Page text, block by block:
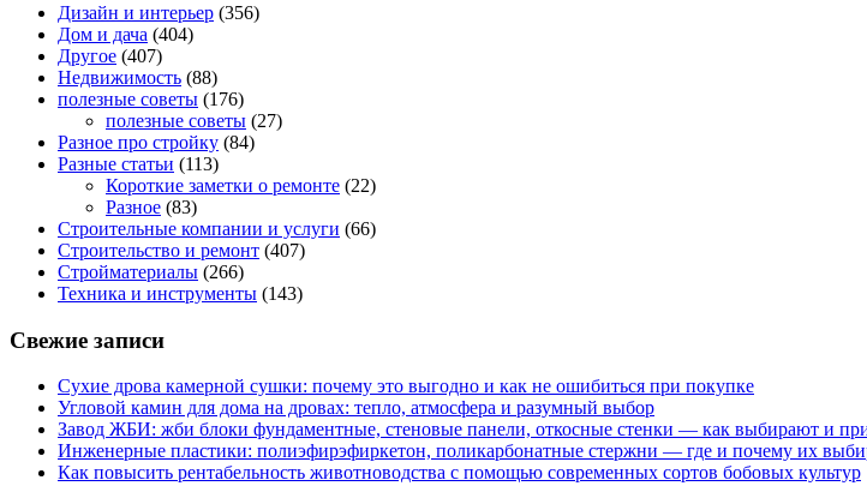
Дизайн и интерьер (356)
Дом и дача (404)
Другое (407)
Недвижимость (88)
полезные советы (176)
полезные советы (27)
Разное про стройку (84)
Разные статьи (113)
Короткие заметки о ремонте (22)
Разное (83)
Строительные компании и услуги (66)
Строительство и ремонт (407)
Стройматериалы (266)
Техника и инструменты (143)
Свежие записи
Сухие дрова камерной сушки: почему это выгодно и как не ошибиться при покупке
Угловой камин для дома на дровах: тепло, атмосфера и разумный выбор
Завод ЖБИ: жби блоки фундаментные, стеновые панели, откосные стенки — как выбирают и
Инженерные пластики: полиэфирэфиркетон, поликарбонатные стержни — где и почему их
Как повысить рентабельность животноводства с помощью современных сортов бобовых культур